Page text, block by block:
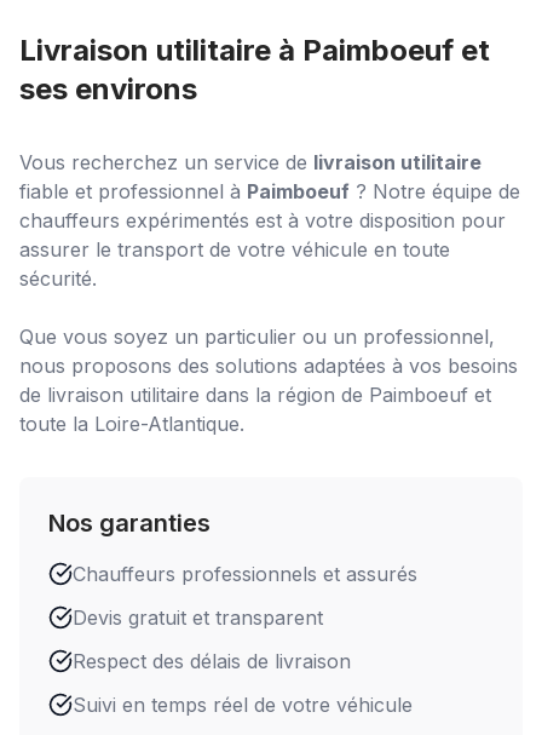
Livraison utilitaire à Paimboeuf et
ses environs
Vous recherchez un service de livraison utilitaire
fiable et professionnel à Paimboeuf ? Notre équipe de
chauffeurs expérimentés est à votre disposition pour
assurer le transport de votre véhicule en toute
sécurité.
Que vous soyez un particulier ou un professionnel,
nous proposons des solutions adaptées à vos besoins
de livraison utilitaire dans la région de Paimboeuf et
toute la Loire-Atlantique.
Nos garanties
Chauffeurs professionnels et assurés
Devis gratuit et transparent
Respect des délais de livraison
Suivi en temps réel de votre véhicule